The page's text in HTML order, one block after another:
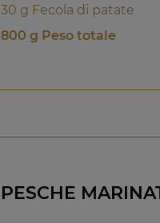
30 g Fecola di patate
800 g Peso totale
PESCHE